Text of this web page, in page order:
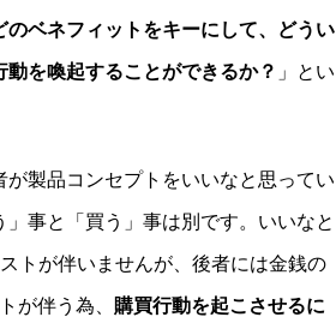
のベネフィットをキーにして、どうい
を喚起することができるか？ 」とい
製品コンセプトをいいなと思ってい
事と「買う」事は別です。いいなと
トが伴いませんが、後者には金銭の
が伴う為、 購買行動を起こさせるに